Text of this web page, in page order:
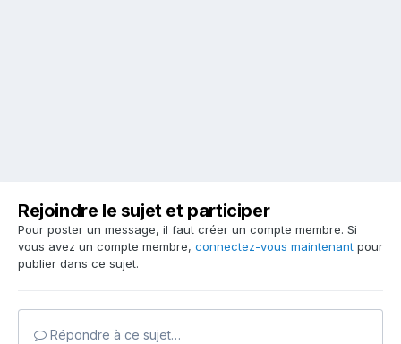
Rejoindre le sujet et participer
Pour poster un message, il faut créer un compte membre. Si
vous avez un compte membre, connectez-vous maintenant pour
publier dans ce sujet.
Répondre à ce sujet…